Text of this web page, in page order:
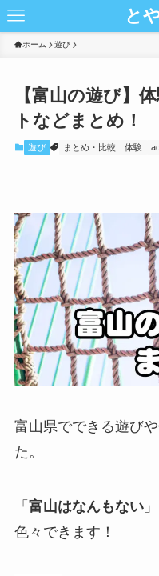
と
ホーム 遊び
【富山の遊び】
トなどまとめ！
遊び まとめ・比較 体験 ad
富山県でできる遊び
た。
「 富山はなんもない
色々できます！